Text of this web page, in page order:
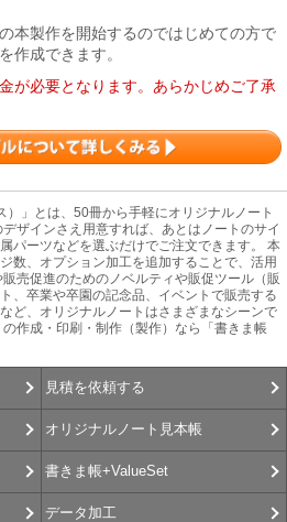
本製作を開始するのではじめての方で
作成できます。
が必要となります。あらかじめご了承
）」とは、50冊から手軽にオリジナルノート
ザインさえ用意すれば、あとはノートのサイ
パーツなどを選ぶだけでご注文できます。 本
数、オプション加工を追加することで、活用
売促進のためのノベルティや販促ツール（販
、卒業や卒園の記念品、イベントで販売する
ど、オリジナルノートはさまざまなシーンで
作成・印刷・制作（製作）なら「書きま帳
見積を依頼する
オリジナルノート見本帳
書きま帳+ValueSet
データ加工